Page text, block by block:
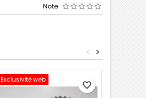
Note
>
<
Exclusivité web
favorite_border